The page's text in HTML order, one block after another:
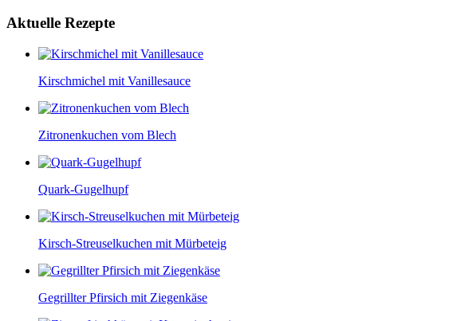
Aktuelle Rezepte
Kirschmichel mit Vanillesauce
Zitronenkuchen vom Blech
Quark-Gugelhupf
Kirsch-Streuselkuchen mit Mürbeteig
Gegrillter Pfirsich mit Ziegenkäse